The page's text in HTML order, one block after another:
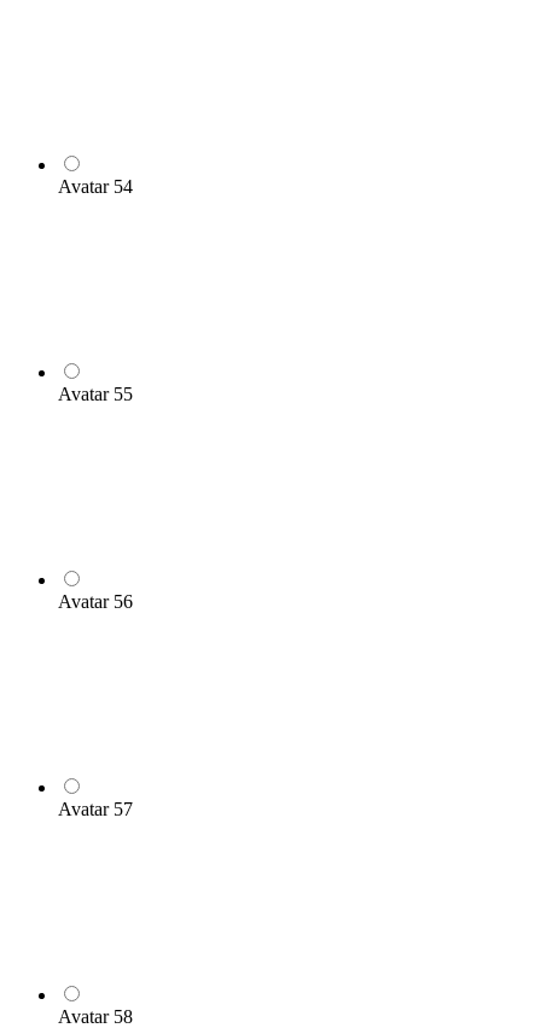
Avatar 54
Avatar 55
Avatar 56
Avatar 57
Avatar 58